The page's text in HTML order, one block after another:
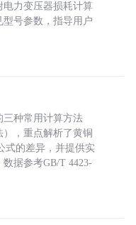
力变压器损耗计算
型号参数，指导用户
三种常用计算方法
），重点解析了黄铜
式的差异，并提供实
据参考GB/T 4423-